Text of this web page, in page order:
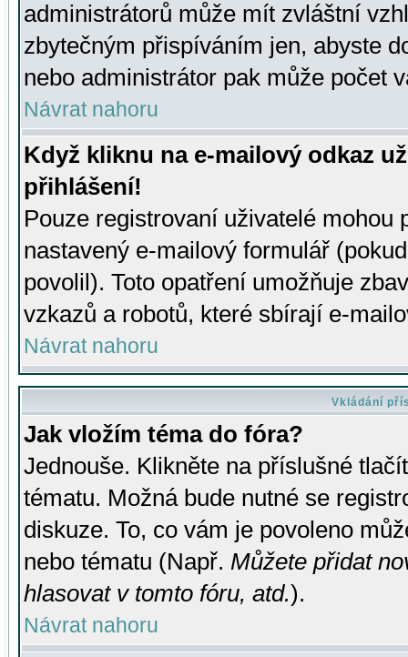
administrátorů může mít zvláštní
zbytečným přispíváním jen, abyste
nebo administrátor pak může počet
Návrat nahoru
Když kliknu na e-mailový odkaz
přihlášení!
Pouze registrovaní uživatelé mohou
nastavený e-mailový formulář
povolil). Toto opatření umožňuje
vzkazů a robotů, které sbírají e-
Návrat nahoru
Vkládání
Jak vložím téma do fóra?
Jednouše. Klikněte na příslušné
tématu. Možná bude nutné se
diskuze. To, co vám je povoleno
nebo tématu (Např. Můžete přidat
hlasovat v tomto fóru, atd.).
Návrat nahoru